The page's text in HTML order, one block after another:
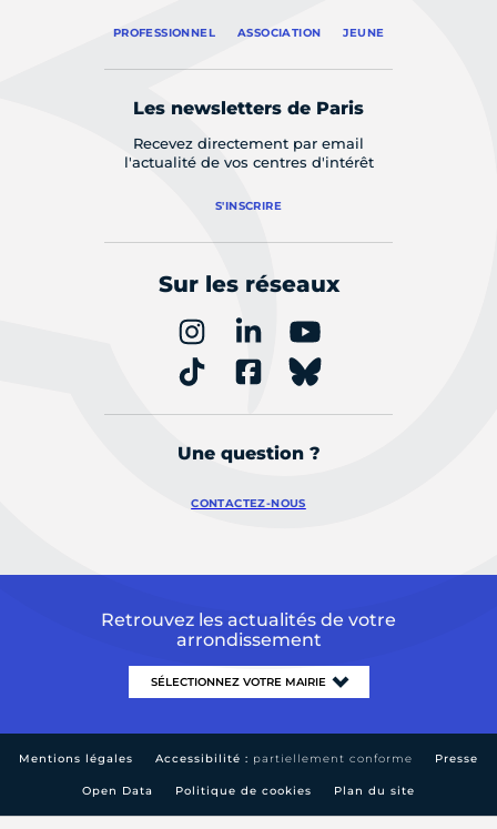
PROFESSIONNEL ASSOCIATION JEUNE
Les newsletters de Paris
Recevez directement par email
l'actualité de vos centres d'intérêt
S'INSCRIRE
Sur les réseaux
Une question ?
CONTACTEZ-NOUS
Retrouvez les actualités de votre
arrondissement
Mentions légales Accessibilité : partiellement conforme Presse
Open Data Politique de cookies Plan du site